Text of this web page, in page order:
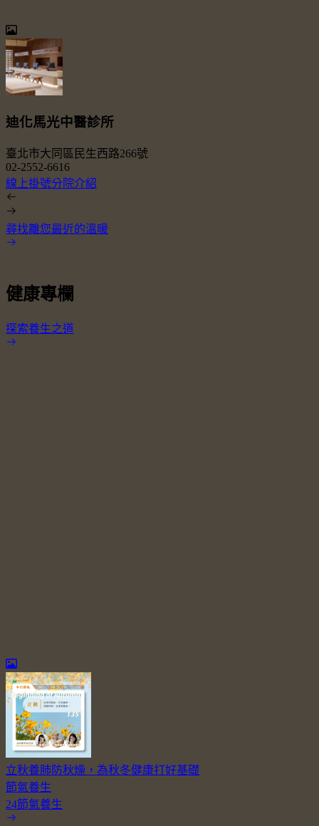
迪化馬光中醫診所
臺北市大同區民生西路266號
02-2552-6616
線上掛號分院介紹
尋找離您最近的溫暖
健康專欄
探索養生之道
立秋養肺防秋燥，為秋冬健康打好基礎
節氣養生
24節氣養生